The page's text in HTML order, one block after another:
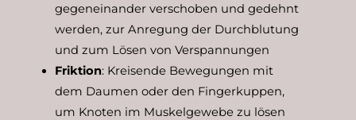
gegeneinander verschoben und gedehnt
werden, zur Anregung der Durchblutung
und zum Lösen von Verspannungen
Friktion: Kreisende Bewegungen mit
dem Daumen oder den Fingerkuppen,
um Knoten im Muskelgewebe zu lösen